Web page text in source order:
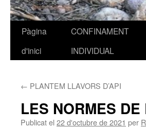
Vés
Pàgina
d'inici
CONFINAMENT
INDIVIDUAL
← PLANTEM LLAVORS D’API
LES NORMES
Publicat el 22 d'octubre de 2021 per